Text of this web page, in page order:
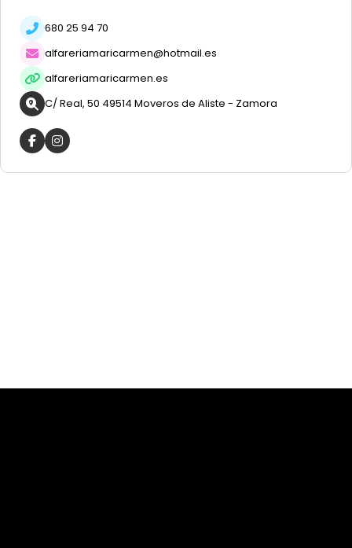
680 25 94 70
alfareriamaricarmen@hotmail.es
alfareriamaricarmen.es
C/ Real, 50 49514 Moveros de Aliste - Zamora